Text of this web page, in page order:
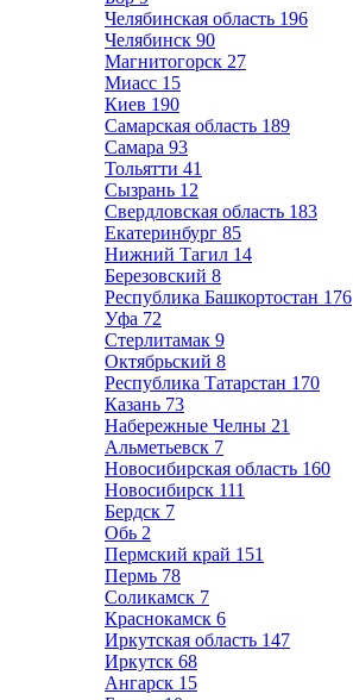
Челябинская область 196
Челябинск 90
Магнитогорск 27
Миасс 15
Киев 190
Самарская область 189
Самара 93
Тольятти 41
Сызрань 12
Свердловская область 183
Екатеринбург 85
Нижний Тагил 14
Березовский 8
Республика Башкортостан 176
Уфа 72
Стерлитамак 9
Октябрьский 8
Республика Татарстан 170
Казань 73
Набережные Челны 21
Альметьевск 7
Новосибирская область 160
Новосибирск 111
Бердск 7
Обь 2
Пермский край 151
Пермь 78
Соликамск 7
Краснокамск 6
Иркутская область 147
Иркутск 68
Ангарск 15